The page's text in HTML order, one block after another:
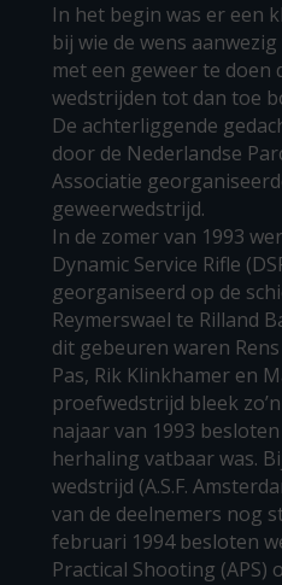
In het begin was er een
bij wie de wens
met een geweer te doen
wedstrijden tot dan toe
De achterliggende
door de Nederlandse
Associatie
geweerwedstrijd.
In de zomer van 1993
Dynamic Service Rifle
georganiseerd op de
Reymerswael te Rilland
dit gebeuren waren
Pas, Rik Klinkhamer en
proefwedstrijd bleek
najaar van 1993
herhaling vatbaar was.
wedstrijd (A.S.F.
van de deelnemers nog
februari 1994 besloten
Practical Shooting (APS)